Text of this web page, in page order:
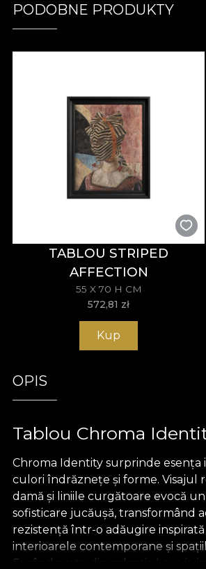
PODOBNE PRODUKTY
TABLOU STRIPED
AFFECTION
55 X 70 H CM
572,81 zł
Kup
OPIS
Tablou Chroma
Chroma Identity surprinde esența
culori îndrăznețe și forme. Visajul
damă și liniile curgătoare evocă
sofisticare jucăușă, transformând
rezistență într-o adăugire
interioarele contemporane și
Facând parte din colecția Love is,